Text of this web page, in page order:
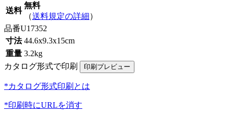
送料
無料
（送料規定の詳細）
品番U17352
寸法 44.6x9.3x15cm
重量 3.2kg
カタログ形式で印刷
*カタログ形式印刷とは
*印刷時にURLを消す